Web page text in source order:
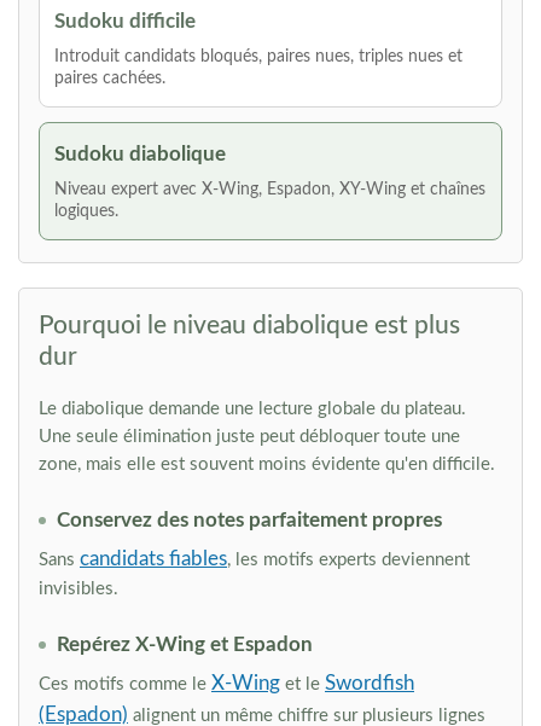
Sudoku difficile
Introduit candidats bloqués, paires nues, triples nues et
paires cachées.
Sudoku diabolique
Niveau expert avec X-Wing, Espadon, XY-Wing et chaînes
logiques.
Pourquoi le niveau diabolique est plus
dur
Le diabolique demande une lecture globale du plateau.
Une seule élimination juste peut débloquer toute une
zone, mais elle est souvent moins évidente qu'en difficile.
Conservez des notes parfaitement propres
Sans candidats fiables, les motifs experts deviennent
invisibles.
Repérez X-Wing et Espadon
Ces motifs comme le X-Wing et le Swordfish
(Espadon) alignent un même chiffre sur plusieurs lignes